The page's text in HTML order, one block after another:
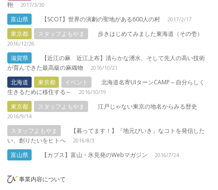
鞄
2017/3/30
富山県 【SCOT】世界の演劇の聖地がある600人の村 2017/2/17
東京都 スタッフよもやま 歩きはじめてみました東海道（その壱）
2016/12/26
滋賀県
【近江の麻 近江上布】清らかな湧水、そして先人の高い技術
が育んできた最高級の麻織物
2016/10/21
北海道 東京都 イベント
北海道名寄UIターンCAMP～自分らしく
生きるために移住する～
2016/10/19
東京都 スタッフよもやま 江戸じゃない東京の地名からみる歴史
2016/9/14
スタッフよもやま
【募ってます！】「地元びいき」なコトを発信した
い、創りたいをヒトへ
2016/8/3
富山県 【カブス】富山・氷見発のWebマガジン 2016/7/24
事業内容について